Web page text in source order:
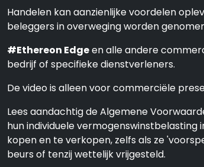
Handelen kan aanzienlijke voordelen
beleggers in overweging worden
#Ethereon Edgeen alle andere
bedrijf of specifieke dienstverleners.
De video is alleen voor commerciële
Lees aandachtig de Algemene
hun individuele
kopen en te verkopen, zelfs als ze
beurs of tenzij wettelijk vrijgesteld.